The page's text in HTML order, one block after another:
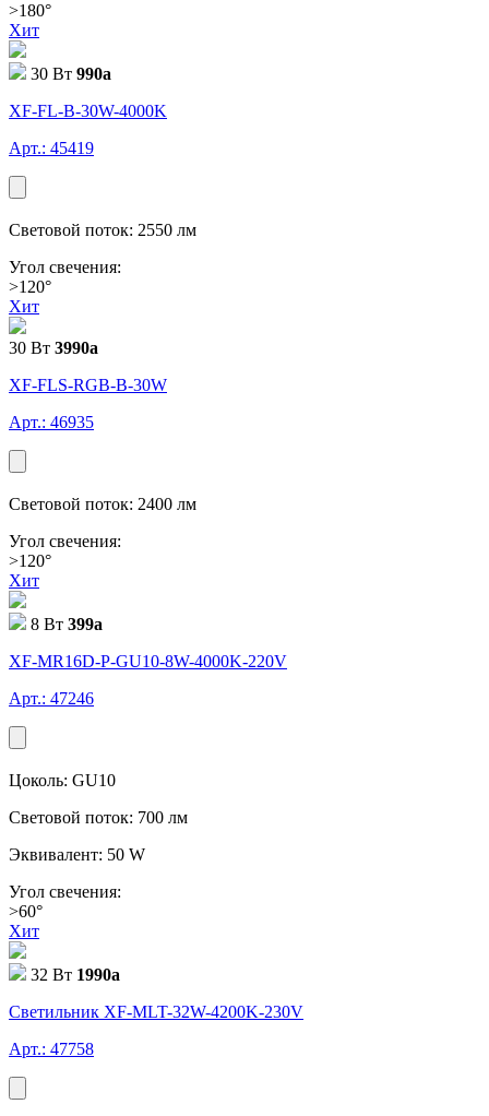
>180°
Хит
30 Вт 990a
XF-FL-В-30W-4000K
Арт.: 45419
Световой поток: 2550 лм
Угол свечения:
>120°
Хит
30 Вт 3990a
XF-FLS-RGB-В-30W
Арт.: 46935
Световой поток: 2400 лм
Угол свечения:
>120°
Хит
8 Вт 399a
XF-MR16D-P-GU10-8W-4000K-220V
Арт.: 47246
Цоколь: GU10
Световой поток: 700 лм
Эквивалент: 50 W
Угол свечения:
>60°
Хит
32 Вт 1990a
Светильник XF-MLT-32W-4200K-230V
Арт.: 47758